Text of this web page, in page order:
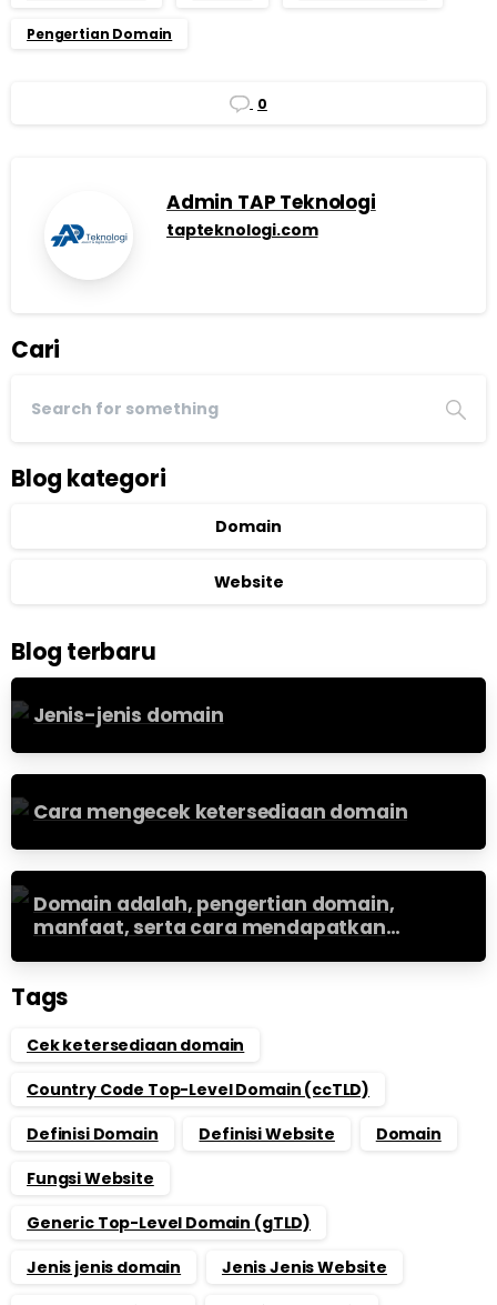
Pengertian Domain
0
Admin TAP Teknologi
tapteknologi.com
Cari
Blog kategori
Domain
Website
Blog terbaru
Jenis-jenis domain
Cara mengecek ketersediaan domain
Domain adalah, pengertian domain,
manfaat, serta cara mendapatkan
Tags
Cek ketersediaan domain
Country Code Top-Level Domain (ccTLD)
Definisi Domain
Definisi Website
Domain
Fungsi Website
Generic Top-Level Domain (gTLD)
Jenis jenis domain
Jenis Jenis Website